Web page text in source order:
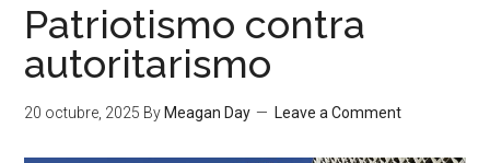
Patriotismo contra
autoritarismo
20 octubre, 2025 By Meagan Day Leave a Comment